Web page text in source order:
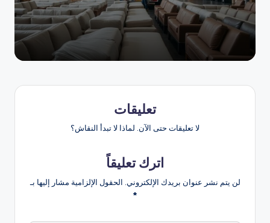
تعليقات
لا تعليقات حتى الآن. لماذا لا تبدأ النقاش؟
اترك تعليقاً
لن يتم نشر عنوان بريدك الإلكتروني. الحقول الإلزامية مشار إليها بـ
*